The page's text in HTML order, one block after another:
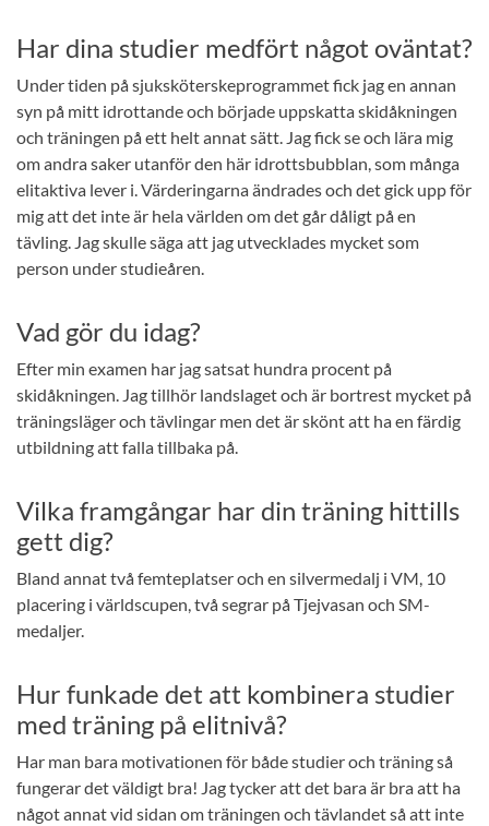
Har dina studier medfört något oväntat?
Under tiden på sjuksköterskeprogrammet fick jag en annan
syn på mitt idrottande och började uppskatta skidåkningen
och träningen på ett helt annat sätt. Jag fick se och lära mig
om andra saker utanför den här idrottsbubblan, som många
elitaktiva lever i. Värderingarna ändrades och det gick upp för
mig att det inte är hela världen om det går dåligt på en
tävling. Jag skulle säga att jag utvecklades mycket som
person under studieåren.
Vad gör du idag?
Efter min examen har jag satsat hundra procent på
skidåkningen. Jag tillhör landslaget och är bortrest mycket på
träningsläger och tävlingar men det är skönt att ha en färdig
utbildning att falla tillbaka på.
Vilka framgångar har din träning hittills
gett dig?
Bland annat två femteplatser och en silvermedalj i VM, 10
placering i världscupen, två segrar på Tjejvasan och SM-
medaljer.
Hur funkade det att kombinera studier
med träning på elitnivå?
Har man bara motivationen för både studier och träning så
fungerar det väldigt bra! Jag tycker att det bara är bra att ha
något annat vid sidan om träningen och tävlandet så att inte